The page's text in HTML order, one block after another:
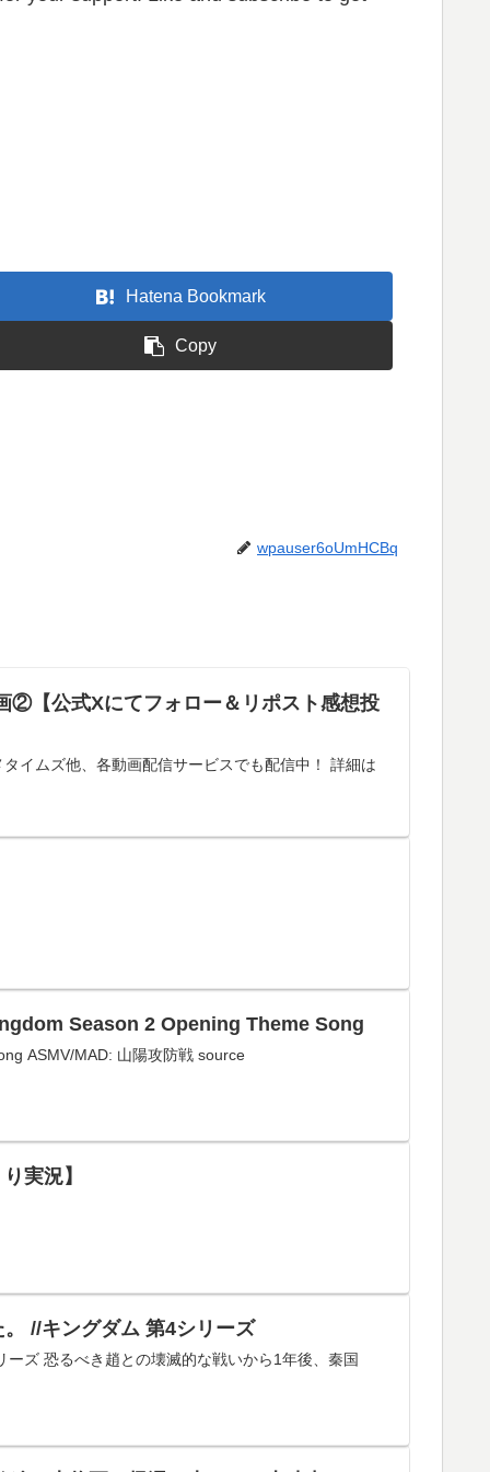
Hatena Bookmark
Copy
wpauser6oUmHCBq
②【公式Xにてフォロー＆リポスト感想投
イムズ他、各動画配信サービスでも配信中！ 詳細は
Season 2 Opening Theme Song
ASMV/MAD: 山陽攻防戦 source
実況】
//キングダム 第4シリーズ
ズ 恐るべき趙との壊滅的な戦いから1年後、秦国